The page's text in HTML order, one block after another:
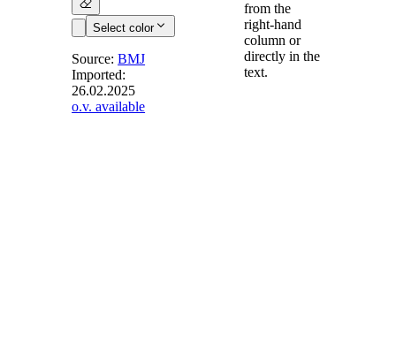
Select color
§ 39c-
Ausschluss von
Source:BMJ
Imported:
26.02.2025
o.v. available
from the
right-hand
column or
directly in the
text.